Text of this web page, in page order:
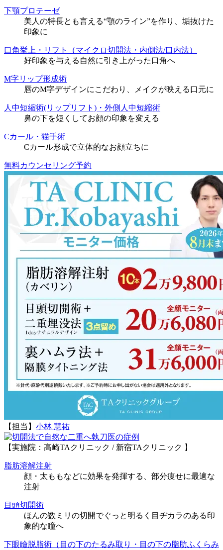
下顎プロテーゼ
美人の特長とも言える“顎のライン”を作り、垢抜けた
印象に
口角挙上・リフト（マイクロ切開法・内側法/口内法）
好印象を与える自然に引き上がった口角へ
M字リップ形成術
唇のM字デザインにこだわり、メイクが映える口元に
人中短縮術(リップリフト)・外側人中短縮術
鼻の下を短くしてお顔の印象を変える
Cカール・猫手術
Cカール形成で立体的なお顔立ちに
無料カウンセリング予約
【担当】 小林 慧祐
執刀医の症例
【実施院：高崎TAクリニック / 新宿TAクリニック 】
脂肪溶解注射
顔・太ももなどに効果を発揮する、部分痩せに最適な
注射
目頭切開術
ほんの数ミリの切開でぐっと明るく目ヂカラのある印
象的な瞳へ
下眼瞼脱脂術（目の下のたるみ取り・目の下の脂肪ふくらみ